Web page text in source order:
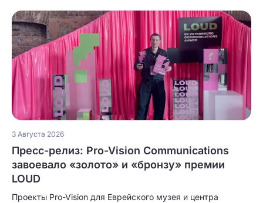
3 Августа 2026
Пресс-релиз: Pro-Vision Communications
завоевало «золото» и «бронзу» премии
LOUD
Проекты Pro-Vision для Еврейского музея и центра